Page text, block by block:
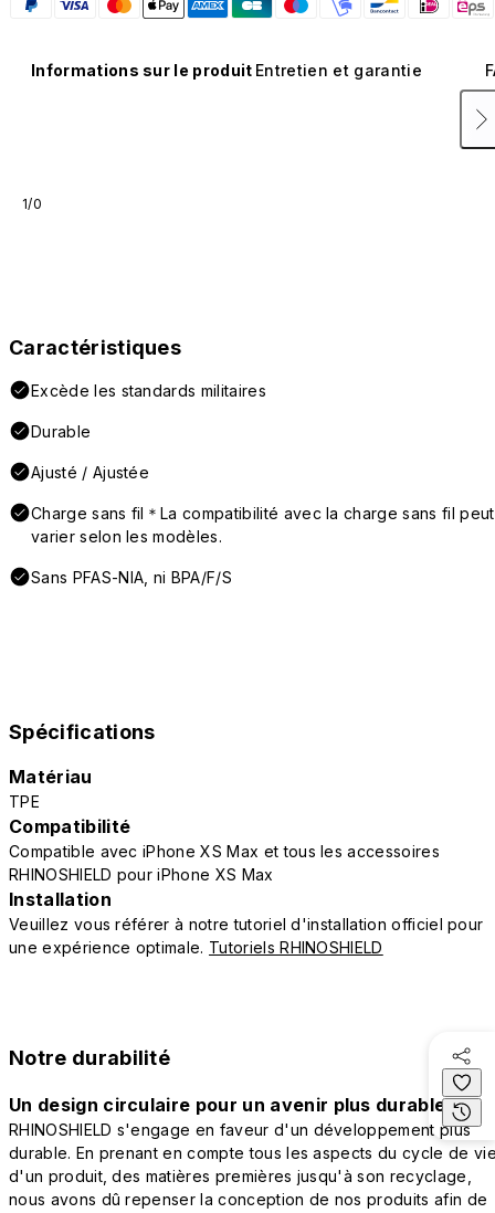
Informations sur le produit Entretien et garantie
1/0
Caractéristiques
Excède les standards militaires
Durable
Ajusté / Ajustée
Charge sans fil＊La compatibilité avec la charge sans fil peut
varier selon les modèles.
Sans PFAS-NIA, ni BPA/F/S
Spécifications
Matériau
TPE
Compatibilité
Compatible avec iPhone XS Max et tous les accessoires
RHINOSHIELD pour iPhone XS Max
Installation
Veuillez vous référer à notre tutoriel d'installation officiel pour
une expérience optimale. Tutoriels RHINOSHIELD
Notre durabilité
Un design circulaire pour un avenir plus durable
RHINOSHIELD s'engage en faveur d'un développement plus
durable. En prenant en compte tous les aspects du cycle de
d'un produit, des matières premières jusqu'à son recyclage,
nous avons dû repenser la conception de nos produits afin de